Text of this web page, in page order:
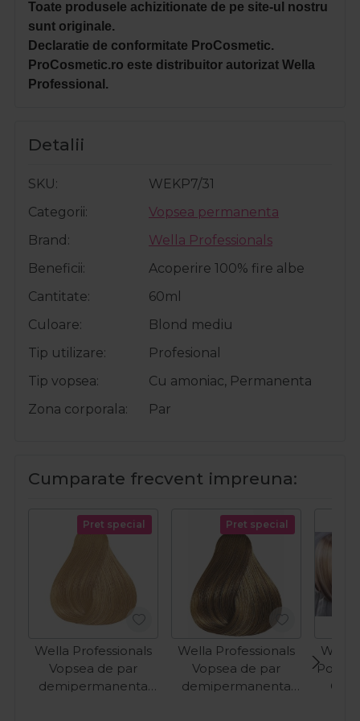
Toate produsele achizitionate de pe site-ul nostru
sunt originale.
Declaratie de conformitate ProCosmetic.
ProCosmetic.ro este distribuitor autorizat Wella
Professional.
Detalii
SKU
WEKP7/31
Categorii
Vopsea permanenta
Brand
Wella Professionals
Beneficii
Acoperire 100% fire albe
Cantitate
60ml
Culoare
Blond mediu
Tip utilizare
Profesional
Tip vopsea
Cu amoniac, Permanenta
Zona corporala
Par
Cumparate frecvent impreuna:
Pret special
Wella Professionals
Vopsea de par
demipermanenta
Pret special
Wella Professionals
Vopsea de par
demipermanenta
Wella